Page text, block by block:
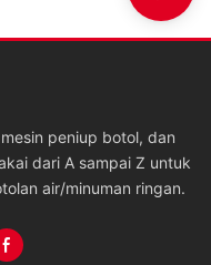
peniup botol, dan
dari A sampai Z untuk
air/minuman ringan.